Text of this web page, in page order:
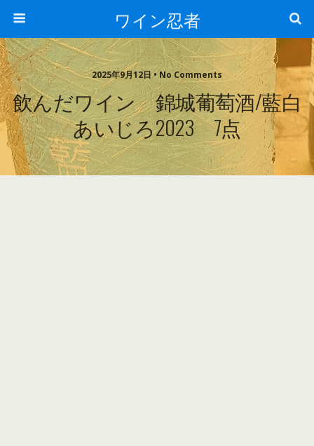
ワイン忍者
2025年9月12日 • No Comments
飲んだワイン 錦城葡萄酒/藍白
あいじろ2023 7点